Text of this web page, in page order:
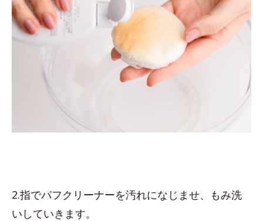
2.指でパフクリーナーを汚れになじませ、もみ洗
いしていきます。